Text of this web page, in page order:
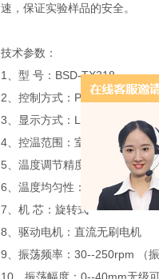
速，保证实验样品的安全。
技术参数：
1、型 号：BSD-TX318
2、控制方式：PID微电脑控制
3、显示方式：LCD
4、控温范围：室温+6--60℃
5、温度调节精度：±0.1℃
6、温度均匀性：±1℃（37℃时
7、机 芯：旋转式
8、驱动电机：直流无刷电机
9、振荡频率：30--250rpm （